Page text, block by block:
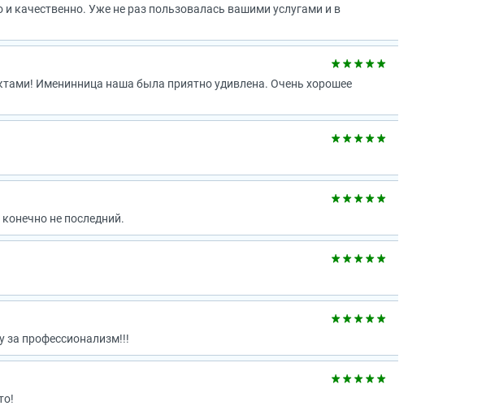
качественно. Уже не раз пользовалась вашими услугами и в
Именинница наша была приятно удивлена. Очень хорошее
не последний.
за профессионализм!!!